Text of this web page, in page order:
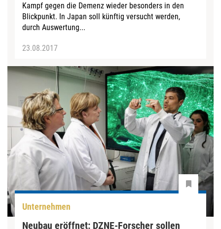
Kampf gegen die Demenz wieder besonders in den
Blickpunkt. In Japan soll künftig versucht werden,
durch Auswertung...
23.08.2017
Unternehmen
Neubau eröffnet: DZNE-Forscher sollen